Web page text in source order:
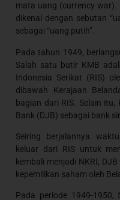
mata uang (currency war).
dikenal dengan sebutan
sebagai “uang putih”.
Pada tahun 1949,
Salah satu butir KMB
Indonesia Serikat (RIS)
dibawah Kerajaan
bagian dari RIS. Selain
Bank (DJB) sebagai bank
Seiring berjalannya
keluar dari RIS untuk
kembali menjadi NKRI,
kepemilikan saham oleh
Pada periode 1949-1950,